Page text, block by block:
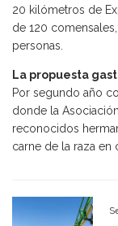
20 kilómetros de
de 120
personas.
La propuesta
Por segundo año
donde la
reconocidos
carne de la raza en